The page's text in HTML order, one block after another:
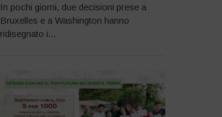
In pochi giorni, due decisioni prese a
Bruxelles e a Washington hanno
ridisegnato i...